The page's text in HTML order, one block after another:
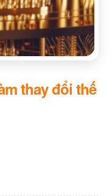
thay đổi thế